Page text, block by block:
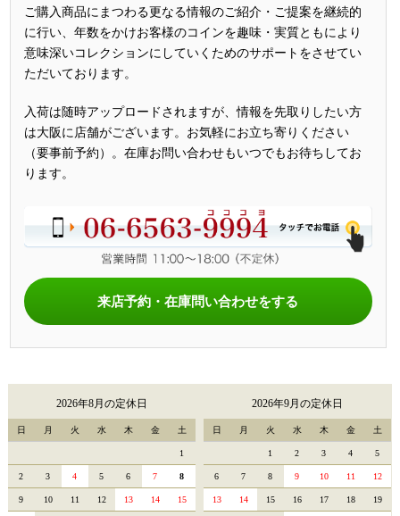
ご購入商品にまつわる更なる情報のご紹介・ご提案を継続的
に行い、年数をかけお客様のコインを趣味・実質ともにより
意味深いコレクションにしていくためのサポートをさせてい
ただいております。
入荷は随時アップロードされますが、情報を先取りしたい方
は大阪に店舗がございます。お気軽にお立ち寄りください
（要事前予約）。在庫お問い合わせもいつでもお待ちしてお
ります。
来店予約・在庫問い合わせをする
2026年8月の定休日
日 月 火 水 木 金 土
1
2 3 4 5 6 7 8
9 10 11 12 13 14 15
2026年9月の定休日
日 月 火 水 木 金 土
1 2 3 4 5
6 7 8 9 10 11 12
13 14 15 16 17 18 19